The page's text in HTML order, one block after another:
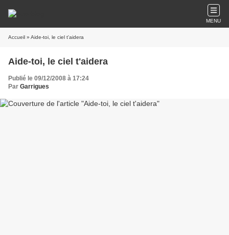
MENU
Accueil » Aide-toi, le ciel t'aidera
Aide-toi, le ciel t'aidera
Publié le 09/12/2008 à 17:24
Par Garrigues